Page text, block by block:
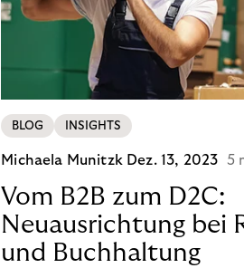
BLOG INSIGHTS
Michaela Munitzk Dez. 13, 2023 5
Vom B2B zum D2C:
Neuausrichtung bei
und Buchhaltung